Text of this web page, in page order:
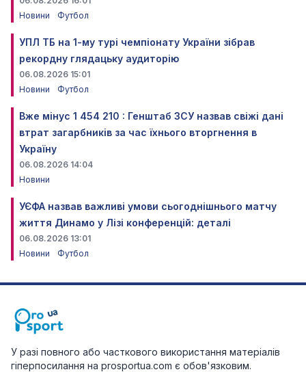
Новини
Футбол
УПЛ ТБ на 1-му турі чемпіонату України зібрав
рекордну глядацьку аудиторію
06.08.2026 15:01
Новини
Футбол
Вже мінус 1 454 210 : Генштаб ЗСУ назвав свіжі дані
втрат загарбників за час їхнього вторгнення в
Україну
06.08.2026 14:04
Новини
УЄФА назвав важливі умови сьогоднішнього матчу
життя Динамо у Лізі конференцій: деталі
06.08.2026 13:01
Новини
Футбол
У разі повного або часткового використання матеріалів
гіперпосилання на prosportua.com є обов'язковим.